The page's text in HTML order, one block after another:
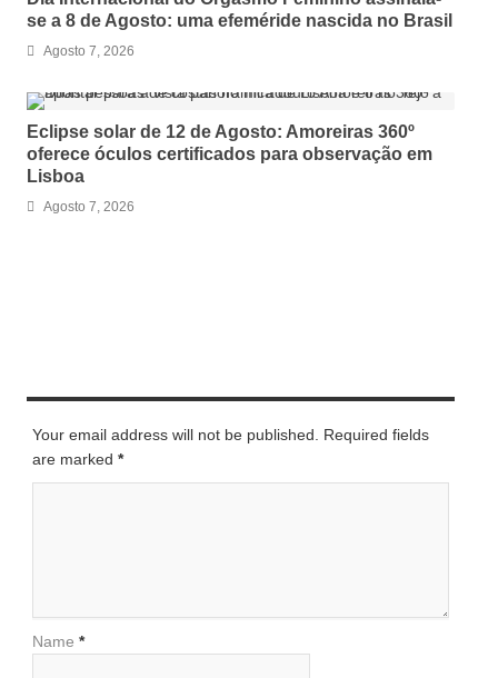
se a 8 de Agosto: uma efeméride nascida no Brasil
Agosto 7, 2026
Eclipse solar de 12 de Agosto: Amoreiras 360º
oferece óculos certificados para observação em
Lisboa
Agosto 7, 2026
Your email address will not be published. Required fields
are marked *
Name *